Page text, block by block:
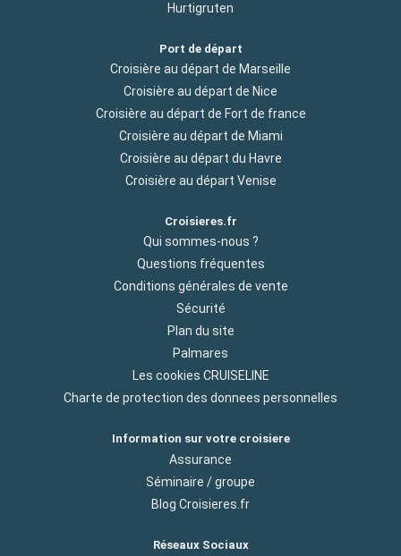
Hurtigruten
Port de départ
Croisière au départ de Marseille
Croisière au départ de Nice
Croisière au départ de Fort de france
Croisière au départ de Miami
Croisière au départ du Havre
Croisière au départ Venise
Croisieres.fr
Qui sommes-nous ?
Questions fréquentes
Conditions générales de vente
Sécurité
Plan du site
Palmares
Les cookies CRUISELINE
Charte de protection des donnees personnelles
Information sur votre croisiere
Assurance
Séminaire / groupe
Blog Croisieres.fr
Réseaux Sociaux